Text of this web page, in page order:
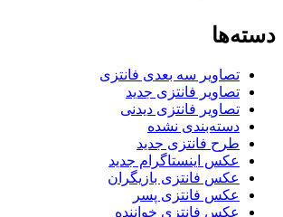
دسته‌ها
تصاویر سه بعدی فانتزی
تصاویر فانتزی جدید
تصاویر فانتزی دیدنی
دسته‌بندی نشده
طرح فانتزی جدید
عکس اینستاگرام جدید
عکس فانتزی بازیگران
عکس فانتزی پسر
عکس فانتزی خواننده